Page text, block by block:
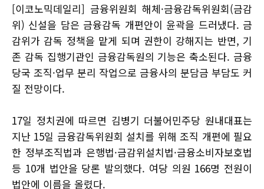
[이코노믹데일리] 금융위원회 해체·금융감독위원회(금감
위) 신설을 담은 금융감독 개편안이 윤곽을 드러냈다. 금
감위가 감독 정책을 맡게 되며 권한이 강해지는 반면, 기
존 감독 집행기관인 금융감독원의 기능은 축소된다. 금융
당국 조직·업무 분리 작업으로 금융사의 분담금 부담도 커
질 전망이다.
17일 정치권에 따르면 김병기 더불어민주당 원내대표는
지난 15일 금융감독위원회 설치를 위해 조직 개편에 필요
한 정부조직법과 은행법·금감위설치법·금융소비자보호법
등 10개 법안을 당론 발의했다. 여당 의원 166명 전원이
법안에 이름을 올렸다.